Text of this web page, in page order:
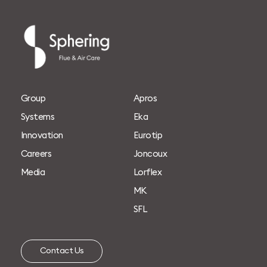
Group
Systems
Innovation
Careers
Media
Apros
Eka
Eurotip
Joncoux
Lorf lex
M K
S FL
Contact Us